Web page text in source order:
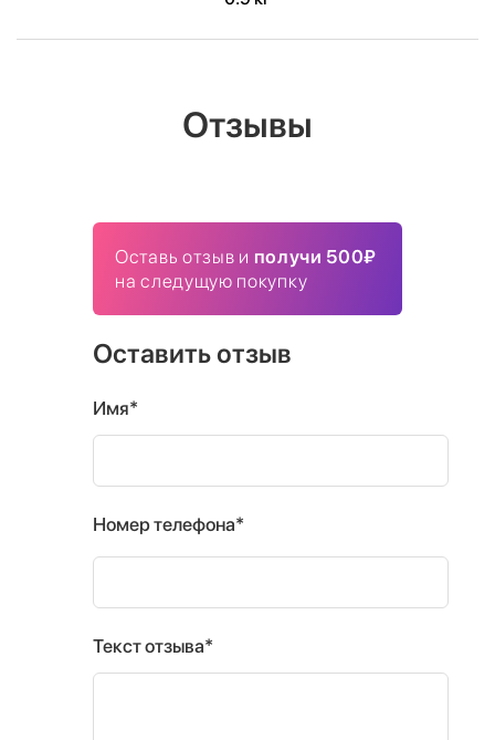
Отзывы
Оставь отзыв и получи 500₽
на следущую покупку
Оставить отзыв
Имя*
Номер телефона*
Текст отзыва*